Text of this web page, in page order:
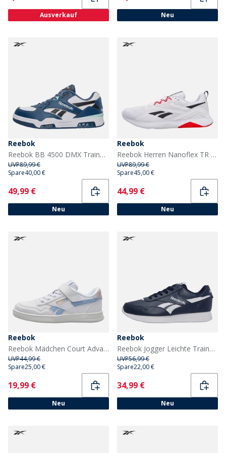
Ausverkauf Neu
Reebok
Reebok BB 4500 DMX Trainer Weiß/Shadow/Schwarz
UVP89,99 €
Spare40,00 €
Current
49,99 €
Neu
Reebok
Reebok Herren Nanoflex TR 2 Trainingsschuhe Weiß/Schwarz/Energy Red
UVP89,99 €
Spare45,00 €
Current
44,99 €
Neu
Reebok
Reebok Mädchen Court Advance Turnschuhe Weiß/Y2K Blue/Bleached Yellow
UVP44,99 €
Spare25,00 €
Current
19,99 €
Neu
Reebok
Reebok Jogger Leichte Trainer Vector Navy/Weiss/Weiß
UVP56,99 €
Spare22,00 €
Current
34,99 €
Neu